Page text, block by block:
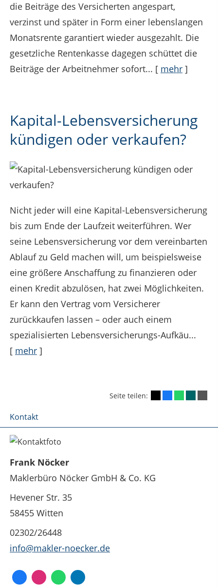
die Beiträge des Versicherten angespart,
verzinst und später in Form einer lebenslangen
Monatsrente garantiert wieder ausgezahlt. Die
gesetzliche Rentenkasse dagegen schüttet die
Beiträge der Arbeitnehmer sofort... [ mehr ]
Kapital-Lebensversicherung
kündigen oder verkaufen?
Nicht jeder will eine Kapital-Lebensversicherung
bis zum Ende der Laufzeit weiterführen. Wer
seine Lebensversicherung vor dem vereinbarten
Ablauf zu Geld machen will, um beispielsweise
eine größere Anschaffung zu finanzieren oder
einen Kredit abzulösen, hat zwei Möglichkeiten.
Er kann den Vertrag vom Versicherer
zurückkaufen lassen – oder auch einem
spezialisierten Lebensversicherungs-Aufkäu...
[ mehr ]
Seite teilen:
Kontakt
Frank Nöcker
Maklerbüro Nöcker GmbH & Co. KG
Hevener Str. 35
58455 Witten
02302/26448
info@makler-noecker.de